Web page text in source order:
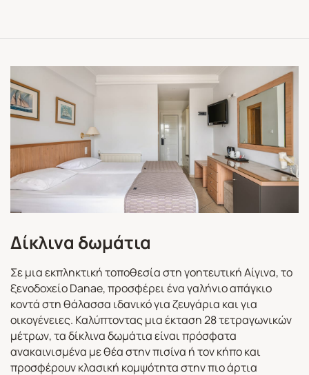
Δίκλινα δωμάτια
Σε μια εκπληκτική τοποθεσία στη γοητευτική Αίγινα, το
ξενοδοχείο Danae, προσφέρει ένα γαλήνιο απάγκιο
κοντά στη θάλασσα ιδανικό για ζευγάρια και για
οικογένειες. Καλύπτοντας μια έκταση 28 τετραγωνικών
μέτρων, τα δίκλινα δωμάτια είναι πρόσφατα
ανακαινισμένα με θέα στην πισίνα ή τον κήπο και
προσφέρουν κλασική κομψότητα στην πιο άρτια